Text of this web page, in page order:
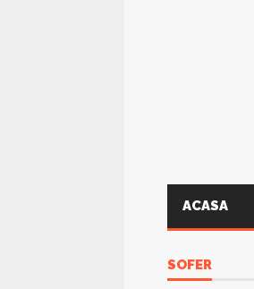
ACASA
SOFER